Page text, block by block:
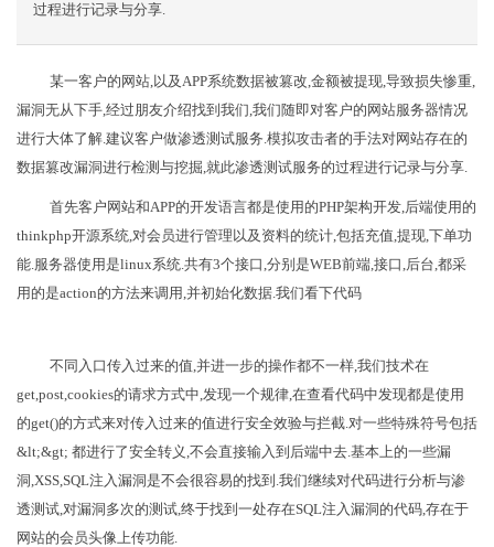
过程进行记录与分享.
某一客户的网站,以及APP系统数据被篡改,金额被提现,导致损失惨重,
漏洞无从下手,经过朋友介绍找到我们,我们随即对客户的网站服务器情况
进行大体了解.建议客户做渗透测试服务.模拟攻击者的手法对网站存在的
数据篡改漏洞进行检测与挖掘,就此渗透测试服务的过程进行记录与分享.
首先客户网站和APP的开发语言都是使用的PHP架构开发,后端使用的
thinkphp开源系统,对会员进行管理以及资料的统计,包括充值,提现,下单功
能.服务器使用是linux系统.共有3个接口,分别是WEB前端,接口,后台,都采
用的是action的方法来调用,并初始化数据.我们看下代码
不同入口传入过来的值,并进一步的操作都不一样,我们技术在
get,post,cookies的请求方式中,发现一个规律,在查看代码中发现都是使用
的get()的方式来对传入过来的值进行安全效验与拦截.对一些特殊符号包括
&lt;&gt; 都进行了安全转义,不会直接输入到后端中去.基本上的一些漏
洞,XSS,SQL注入漏洞是不会很容易的找到.我们继续对代码进行分析与渗
透测试,对漏洞多次的测试,终于找到一处存在SQL注入漏洞的代码,存在于
网站的会员头像上传功能.